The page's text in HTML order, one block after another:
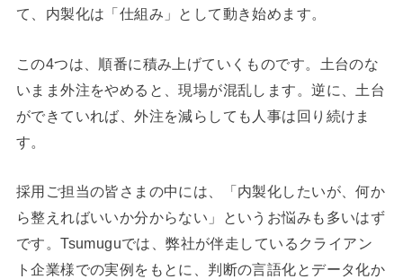
て、内製化は「仕組み」として動き始めます。
この4つは、順番に積み上げていくものです。土台のな
いまま外注をやめると、現場が混乱します。逆に、土台
ができていれば、外注を減らしても人事は回り続けま
す。
採用ご担当の皆さまの中には、「内製化したいが、何か
ら整えればいいか分からない」というお悩みも多いはず
です。Tsumuguでは、弊社が伴走しているクライアン
ト企業様での実例をもとに、判断の言語化とデータ化か